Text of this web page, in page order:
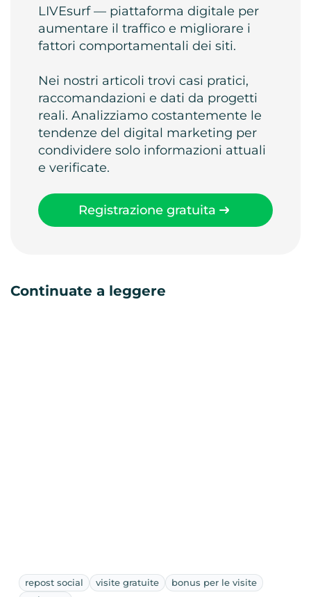
LIVEsurf — piattaforma digitale per
aumentare il traffico e migliorare i
fattori comportamentali dei siti.
Nei nostri articoli trovi casi pratici,
raccomandazioni e dati da progetti
reali. Analizziamo costantemente le
tendenze del digital marketing per
condividere solo informazioni attuali
e verificate.
Registrazione gratuita
Continuate a leggere
repost social visite gratuite
bonus per le visite